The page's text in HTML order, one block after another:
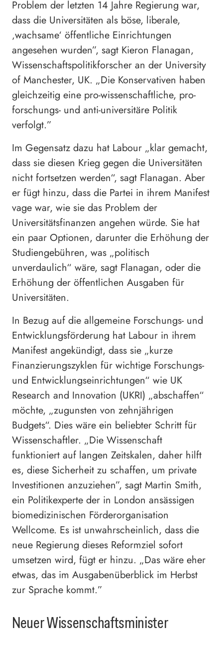
Problem der letzten 14 Jahre Regierung war,
dass die Universitäten als böse, liberale,
‚wachsame‘ öffentliche Einrichtungen
angesehen wurden”, sagt Kieron Flanagan,
Wissenschaftspolitikforscher an der University
of Manchester, UK. „Die Konservativen haben
gleichzeitig eine pro-wissenschaftliche, pro-
forschungs- und anti-universitäre Politik
verfolgt.”
Im Gegensatz dazu hat Labour „klar gemacht,
dass sie diesen Krieg gegen die Universitäten
nicht fortsetzen werden“, sagt Flanagan. Aber
er fügt hinzu, dass die Partei in ihrem Manifest
vage war, wie sie das Problem der
Universitätsfinanzen angehen würde. Sie hat
ein paar Optionen, darunter die Erhöhung der
Studiengebühren, was „politisch
unverdaulich“ wäre, sagt Flanagan, oder die
Erhöhung der öffentlichen Ausgaben für
Universitäten.
In Bezug auf die allgemeine Forschungs- und
Entwicklungsförderung hat Labour in ihrem
Manifest angekündigt, dass sie „kurze
Finanzierungszyklen für wichtige Forschungs-
und Entwicklungseinrichtungen“ wie UK
Research and Innovation (UKRI) „abschaffen“
möchte, „zugunsten von zehnjährigen
Budgets“. Dies wäre ein beliebter Schritt für
Wissenschaftler. „Die Wissenschaft
funktioniert auf langen Zeitskalen, daher hilft
es, diese Sicherheit zu schaffen, um private
Investitionen anzuziehen”, sagt Martin Smith,
ein Politikexperte der in London ansässigen
biomedizinischen Förderorganisation
Wellcome. Es ist unwahrscheinlich, dass die
neue Regierung dieses Reformziel sofort
umsetzen wird, fügt er hinzu. „Das wäre eher
etwas, das im Ausgabenüberblick im Herbst
zur Sprache kommt.”
Neuer Wissenschaftsminister